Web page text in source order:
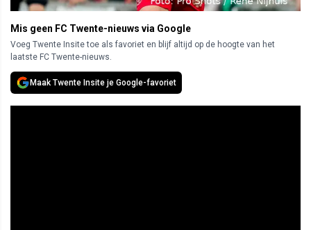
Mis geen FC Twente-nieuws via Google
Voeg Twente Insite toe als favoriet en blijf altijd op de hoogte van het
laatste FC Twente-nieuws.
Maak Twente Insite je Google-favoriet